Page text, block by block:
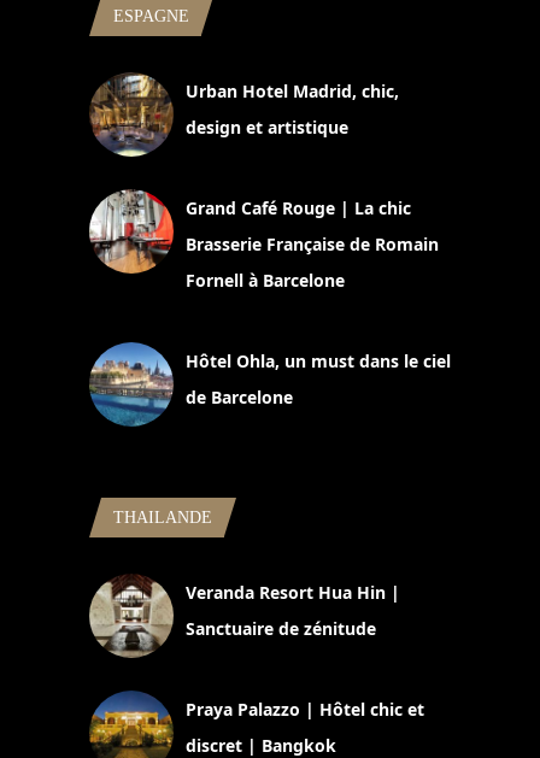
ESPAGNE
Urban Hotel Madrid, chic,
design et artistique
Grand Café Rouge | La chic
Brasserie Française de Romain
Fornell à Barcelone
Hôtel Ohla, un must dans le ciel
de Barcelone
THAILANDE
Veranda Resort Hua Hin |
Sanctuaire de zénitude
Praya Palazzo | Hôtel chic et
discret | Bangkok